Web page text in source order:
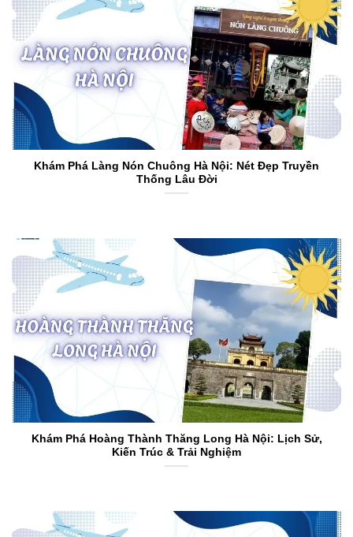
Khám Phá Làng Nón Chuông Hà Nội: Nét Đẹp Truyền
Thống Lâu Đời
Khám Phá Hoàng Thành Thăng Long Hà Nội: Lịch Sử,
Kiến Trúc & Trải Nghiệm